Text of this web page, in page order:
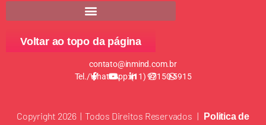
Voltar ao topo da página
contato@inmind.com.br
Tel./WhatsApp: (11) 97150-5915
Copyright 2026 | Todos Direitos Reservados |
Politica de